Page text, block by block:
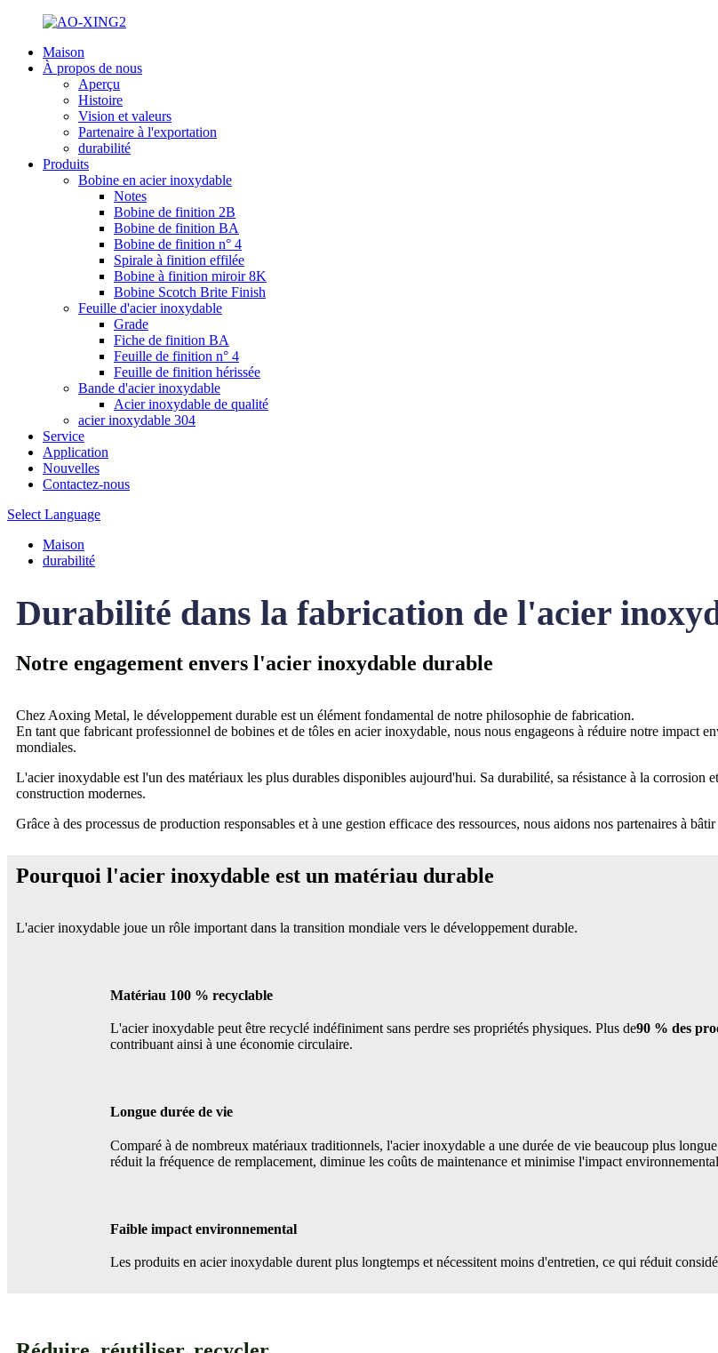
Maison
À propos de nous
Aperçu
Histoire
Vision et valeurs
Partenaire à l'exportation
durabilité
Produits
Bobine en acier inoxydable
Notes
Bobine de finition 2B
Bobine de finition BA
Bobine de finition n° 4
Spirale à finition effilée
Bobine à finition miroir 8K
Bobine Scotch Brite Finish
Feuille d'acier inoxydable
Grade
Fiche de finition BA
Feuille de finition n° 4
Feuille de finition hérissée
Bande d'acier inoxydable
Acier inoxydable de qualité
acier inoxydable 304
Service
Application
Nouvelles
Contactez-nous
Select Language
Maison
durabilité
Durabilité dans la fabrication de l'acier
Notre engagement envers l'acier inoxydable durable
Chez Aoxing Metal, le développement durable est un élément fondamental de notre philosophie de fabrication.
En tant que fabricant professionnel de bobines et de tôles en acier inoxydable, nous nous engageons à réduire notre impact
mondiales.
L'acier inoxydable est l'un des matériaux les plus durables disponibles aujourd'hui. Sa durabilité, sa résistance à la
construction modernes.
Grâce à des processus de production responsables et à une gestion efficace des ressources, nous aidons nos partenaires à
Pourquoi l'acier inoxydable est un matériau durable
L'acier inoxydable joue un rôle important dans la transition mondiale vers le développement durable.
Matériau 100 % recyclable
L'acier inoxydable peut être recyclé indéfiniment sans perdre ses propriétés physiques. Plus de90 % des
contribuant ainsi à une économie circulaire.
Longue durée de vie
Comparé à de nombreux matériaux traditionnels, l'acier inoxydable a une durée de vie beaucoup plus
réduit la fréquence de remplacement, diminue les coûts de maintenance et minimise l'impact
Faible impact environnemental
Les produits en acier inoxydable durent plus longtemps et nécessitent moins d'entretien, ce qui réduit